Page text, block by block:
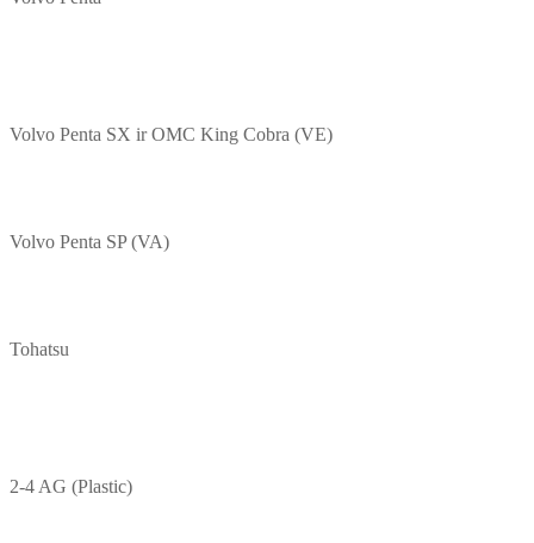
Volvo Penta SX ir OMC King Cobra (VE)
Volvo Penta SP (VA)
Tohatsu
2-4 AG (Plastic)